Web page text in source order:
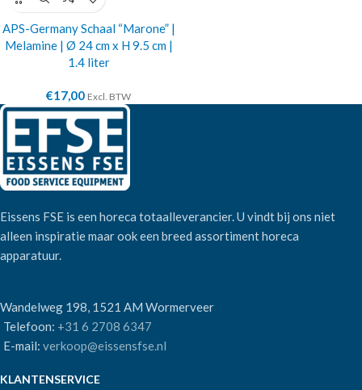
APS-Germany Schaal “Marone” |
Melamine | Ø 24 cm x H 9.5 cm |
1.4 liter
€17,00 Excl. BTW
Eissens FSE is een horeca totaalleverancier. U vindt bij ons niet
alleen inspiratie maar ook een breed assortiment horeca
apparatuur.
Wandelweg 198, 1521 AM Wormerveer
Telefoon: +31 6 2708 6347
E-mail: verkoop@eissensfse.nl
KLANTENSERVICE